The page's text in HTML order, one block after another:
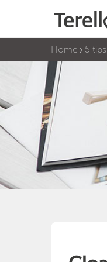
Home 5